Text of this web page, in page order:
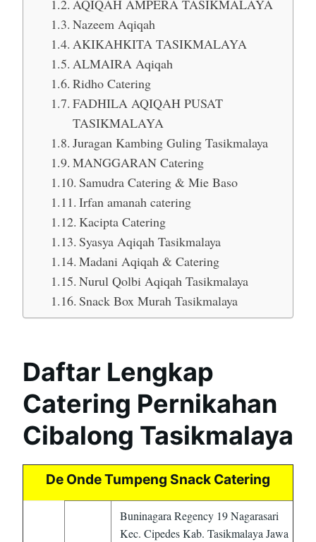
AQIQAH AMPERA TASIKMALAYA
Nazeem Aqiqah
AKIKAHKITA TASIKMALAYA
ALMAIRA Aqiqah
Ridho Catering
FADHILA AQIQAH PUSAT
TASIKMALAYA
Juragan Kambing Guling Tasikmalaya
MANGGARAN Catering
Samudra Catering & Mie Baso
Irfan amanah catering
Kacipta Catering
Syasya Aqiqah Tasikmalaya
Madani Aqiqah & Catering
Nurul Qolbi Aqiqah Tasikmalaya
Snack Box Murah Tasikmalaya
Daftar Lengkap
Catering Pernikahan
Cibalong Tasikmalaya
De Onde Tumpeng Snack Catering
Buninagara Regency 19 Nagarasari
Kec. Cipedes Kab. Tasikmalaya Jawa